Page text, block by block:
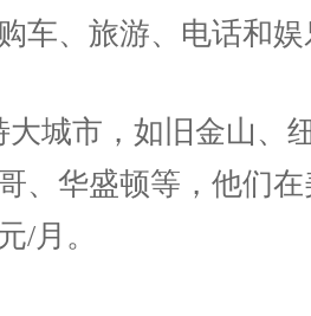
车、旅游、电话和娱
城市，如旧金山、
、华盛顿等，他们
/月。